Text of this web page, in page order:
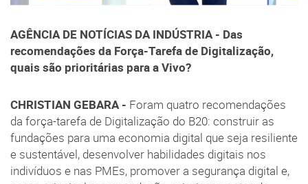
AGÊNCIA DE NOTÍCIAS DA INDÚSTRIA - Das
recomendações da Força-Tarefa de Digitalização,
quais são prioritárias para a Vivo?
CHRISTIAN GEBARA - Foram quatro recomendações
da força-tarefa de Digitalização do B20: construir as
fundações para uma economia digital que seja resiliente
e sustentável, desenvolver habilidades digitais nos
indivíduos e nas PMEs, promover a segurança digital e,